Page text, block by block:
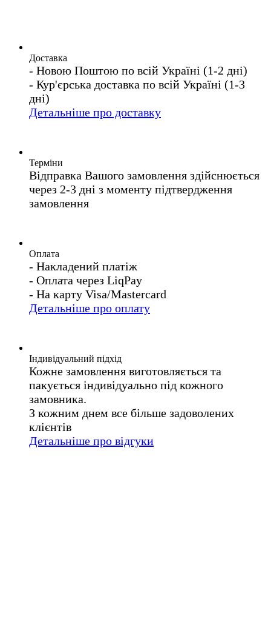
Доставка
- Новою Поштою по всій Україні (1-2 дні)
- Кур'єрська доставка по всій Україні (1-3
дні)
Детальніше про доставку
Терміни
Відправка Вашого замовлення здійснюється
через 2-3 дні з моменту підтвердження
замовлення
Оплата
- Накладений платіж
- Оплата через LiqPay
- На карту Visa/Mastercard
Детальніше про оплату
Індивідуальний підхід
Кожне замовлення виготовляється та
пакується індивідуально під кожного
замовника.
З кожним днем все більше задоволених
клієнтів
Детальніше про відгуки